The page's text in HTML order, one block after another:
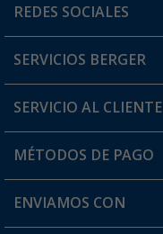
Horario de atención al cliente:
¿Tienes alguna duda?
REDES SOCIALES
SERVICIOS BERGER
Conviértete en distribuidor
Mi cuenta
Tarjeta Berger Digital
SERVICIO AL CLIENTE
FAQ y Contacto
Información de envío
MÉTODOS DE PAGO
ENVIAMOS CON